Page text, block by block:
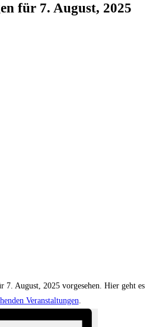
für 7. August, 2025
7. August, 2025 vorgesehen. Hier geht es
Veranstaltungen.